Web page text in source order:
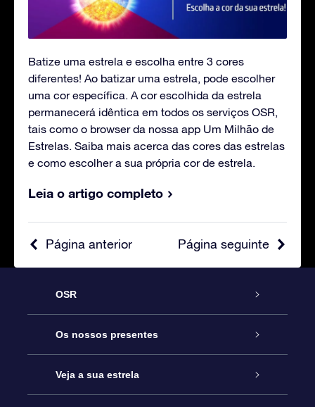
Batize uma estrela e escolha entre 3 cores
diferentes! Ao batizar uma estrela, pode escolher
uma cor específica. A cor escolhida da estrela
permanecerá idêntica em todos os serviços OSR,
tais como o browser da nossa app Um Milhão de
Estrelas. Saiba mais acerca das cores das estrelas
e como escolher a sua própria cor de estrela.
Leia o artigo completo
Página seguinte
Página anterior
OSR
Serviço
Contactos
Os nossos presentes
Prenda Star Online
Veja a sua estrela